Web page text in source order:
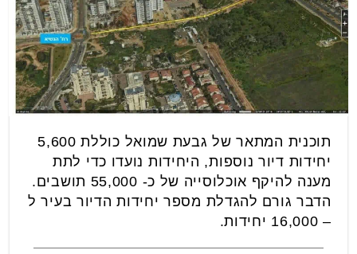
תוכנית המתאר של גבעת שמואל כוללת 5,600
יחידות דיור נוספות, היחידות נועדו כדי לתת
מענה להיקף אוכלוסייה של כ- 55,000 תושבים.
הדבר גורם להגדלת מספר יחידות הדיור בעיר ל
– 16,000 יחידות.